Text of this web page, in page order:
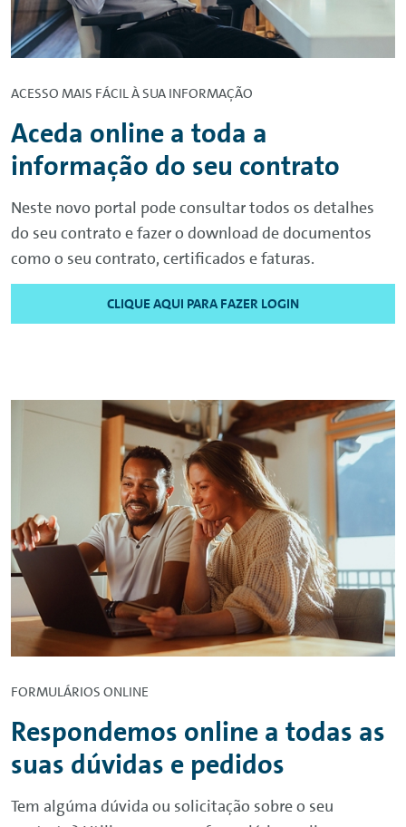
ACESSO MAIS FÁCIL À SUA INFORMAÇÃO
Aceda online a toda a
informação do seu contrato
Neste novo portal pode consultar todos os detalhes
do seu contrato e fazer o download de documentos
como o seu contrato, certificados e faturas.
CLIQUE AQUI PARA FAZER LOGIN
FORMULÁRIOS ONLINE
Respondemos online a todas as
suas dúvidas e pedidos
Tem algúma dúvida ou solicitação sobre o seu